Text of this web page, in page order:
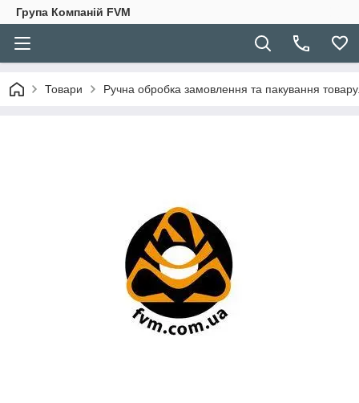
Група Компаній FVM
Товари Ручна обробка замовлення та пакування